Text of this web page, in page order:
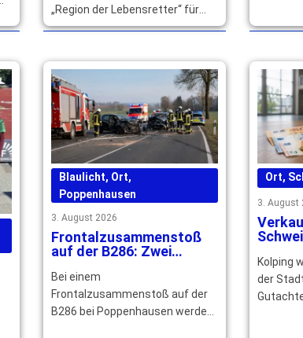
„Region der Lebensretter“ für
Main-Rhön. Qualifizierte Helfer
mehr
Blaulicht, Ort,
Poppenhausen
3. August 2026
Frontalzusammenstoß
auf der B286: Zwei
schwerverletzt Kind drei
Jahre leichtverletzt
Bei einem
Frontalzusammenstoß auf der
B286 bei Poppenhausen werden
Ort,
3. August
Kolping
der